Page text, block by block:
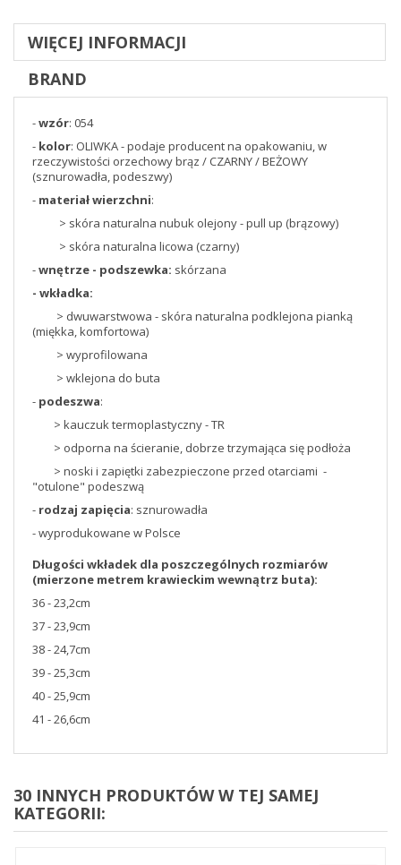
WIĘCEJ INFORMACJI
BRAND
-wzór: 054
- kolor: OLIWKA - podaje producent na opakowaniu, w
rzeczywistości orzechowy brąz / CZARNY / BEŻOWY
(sznurowadła, podeszwy)
- materiał wierzchni:
> skóra naturalna nubuk olejony - pull up (brązowy)
> skóra naturalna licowa (czarny)
-wnętrze - podszewka: skórzana
- wkładka:
> dwuwarstwowa - skóra naturalna podklejona pianką
(miękka, komfortowa)
> wyprofilowana
> wklejona do buta
- podeszwa:
> kauczuk termoplastyczny - TR
> odporna na ścieranie, dobrze trzymająca się podłoża
> noski i zapiętki zabezpieczone przed otarciami -
"otulone" podeszwą
- rodzaj zapięcia: sznurowadła
- wyprodukowane w Polsce
Długości wkładek dla poszczególnych rozmiarów
(mierzone metrem krawieckim wewnątrz buta):
36 - 23,2cm
37 - 23,9cm
38 - 24,7cm
39 - 25,3cm
40 - 25,9cm
41 - 26,6cm
30 INNYCH PRODUKTÓW W TEJ SAMEJ
KATEGORII: